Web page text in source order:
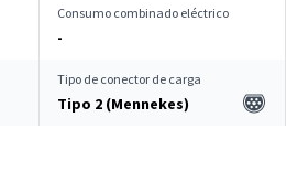
Consumo combinado eléctrico
-
Tipo de conector de carga
Tipo 2 (Mennekes)